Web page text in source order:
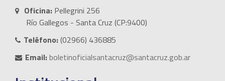
Oficina: Pellegrini 256
Río Gallegos - Santa Cruz (CP:9400)
Teléfono:(02966) 436885
Email:boletinoficialsantacruz@santacruz.gob.ar